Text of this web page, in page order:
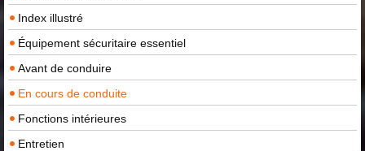
Index illustré
Équipement sécuritaire essentiel
Avant de conduire
En cours de conduite
Fonctions intérieures
Entretien